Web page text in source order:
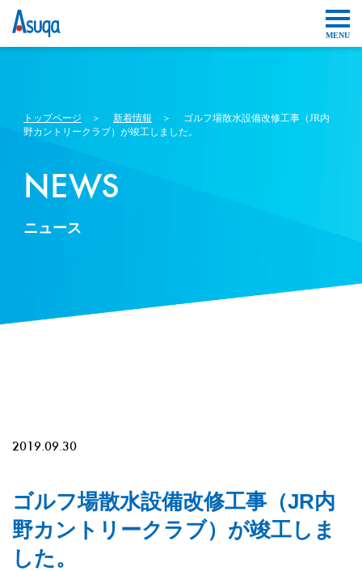
トップページ ＞ 新着情報 ＞ ゴルフ場散水設備改修工事（JR内
野カントリークラブ）が竣工しました。
NEWS
ニュース
2019.09.30
ゴルフ場散水設備改修工事（JR内
野カントリークラブ）が竣工しま
した。